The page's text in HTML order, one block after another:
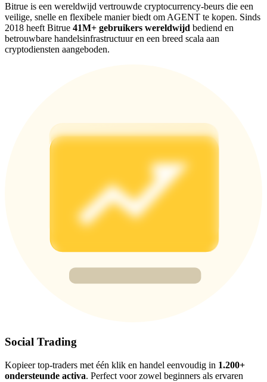
Exclusive for BitMart Users
Register & Trade to Win 500,000 USDT
Precious Metals Trading Carnival
Trade Gold & Silver · 33,333 USDT Bonus
USDT New User Exclusive 10% APR
New Listing Futures Fest
Trade New Futures, Win 200,000 USDT
Bitrue is een wereldwijd vertrouwde cryptocurrency-beurs die een
veilige, snelle en flexibele manier biedt om AGENT te kopen. Sinds
2018 heeft Bitrue 41M+ gebruikers wereldwijd bediend en
betrouwbare handelsinfrastructuur en een breed scala aan
cryptodiensten aangeboden.
Social Trading
Kopieer top-traders met één klik en handel eenvoudig in 1.200+
ondersteunde activa. Perfect voor zowel beginners als ervaren